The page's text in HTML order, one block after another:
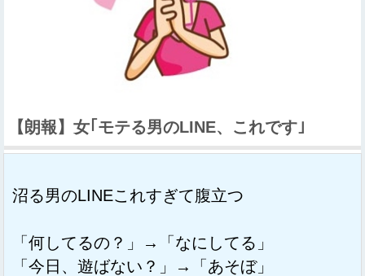
【朗報】女｢モテる男のLINE、これです｣
沼る男のLINEこれすぎて腹立つ
「何してるの？」→「なにしてる」
「今日、遊ばない？」→「あそぼ」